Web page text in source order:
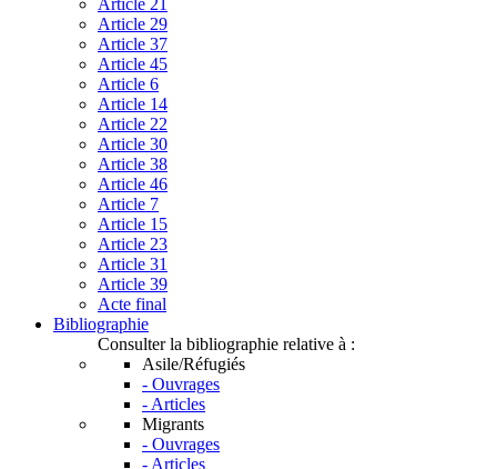
Article 21
Article 29
Article 37
Article 45
Article 6
Article 14
Article 22
Article 30
Article 38
Article 46
Article 7
Article 15
Article 23
Article 31
Article 39
Acte final
Bibliographie
Consulter la bibliographie relative à :
Asile/Réfugiés
- Ouvrages
- Articles
Migrants
- Ouvrages
- Articles